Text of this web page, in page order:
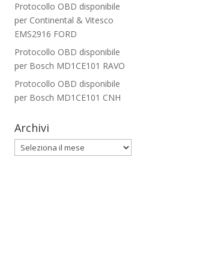
Protocollo OBD disponibile
per Continental & Vitesco
EMS2916 FORD
Protocollo OBD disponibile
per Bosch MD1CE101 RAVO
Protocollo OBD disponibile
per Bosch MD1CE101 CNH
Archivi
Archivi